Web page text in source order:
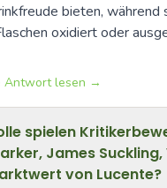
bieten, während
oxidiert oder
Antwort lesen →
spielen
James Suckling,
von Lucente?